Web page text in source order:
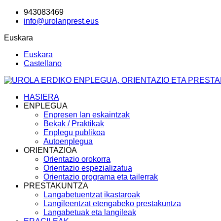
943083469
info@urolanprest.eus
Euskara
Euskara
Castellano
HASIERA
ENPLEGUA
Enpresen lan eskaintzak
Bekak / Praktikak
Enplegu publikoa
Autoenplegua
ORIENTAZIOA
Orientazio orokorra
Orientazio espezializatua
Orientazio programa eta tailerrak
PRESTAKUNTZA
Langabetuentzat ikastaroak
Langileentzat etengabeko prestakuntza
Langabetuak eta langileak